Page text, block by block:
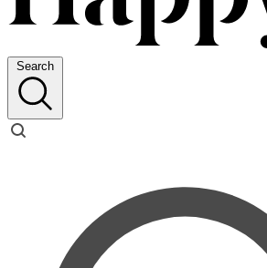
Search